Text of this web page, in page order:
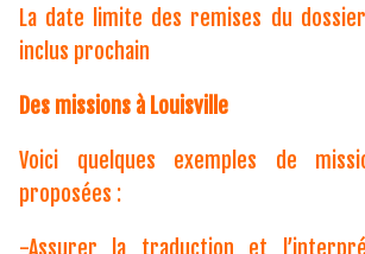
La date limite des remises du
inclus prochain
Des missions à Louisville
Voici quelques exemples de
proposées :
-Assurer la traduction et